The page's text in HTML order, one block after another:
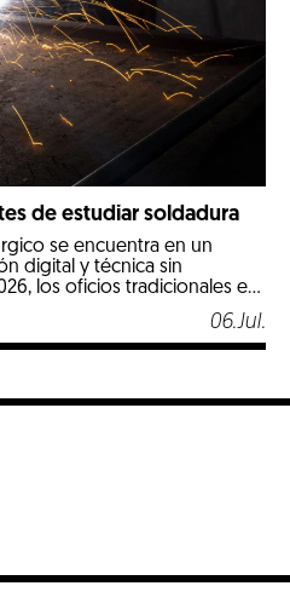
de estudiar soldadura
se encuentra en un
digital y técnica sin
los oficios tradicionales e
y mejor remuneradas del
ellos, la soldadura destaca
06.Jul.